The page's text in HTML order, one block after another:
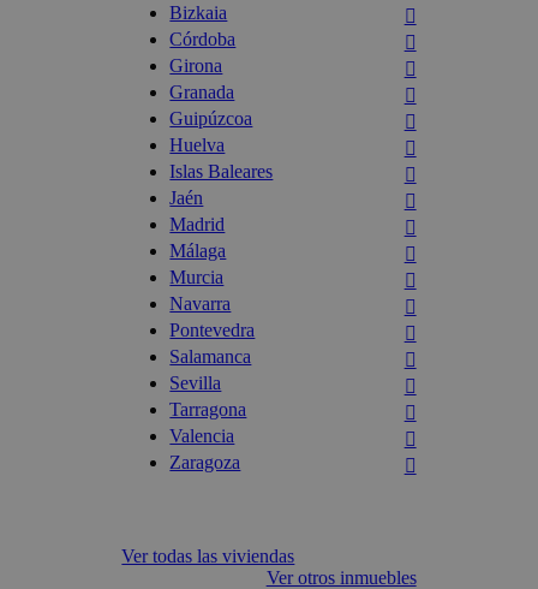
Bizkaia
Córdoba
Girona
Granada
Guipúzcoa
Huelva
Islas Baleares
Jaén
Madrid
Málaga
Murcia
Navarra
Pontevedra
Salamanca
Sevilla
Tarragona
Valencia
Zaragoza
Ver todas las viviendas
Ver otros inmuebles